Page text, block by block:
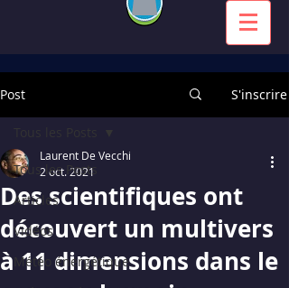
Post S'inscrire
Tous les Posts
Articles
Vidéos
Météo énergétique
Des scientifiques ont
découvert un multivers
à 11 dimensions dans le
Laurent De Vecchi
2 oct. 2021